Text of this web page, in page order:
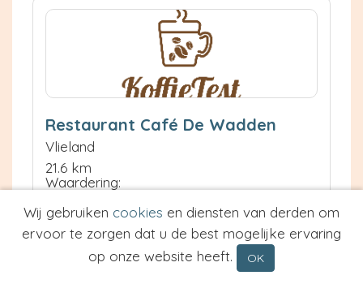
Restaurant Café De Wadden
Vlieland
21.6 km
Waardering:
Neem contact op
Meer informatie
Wij gebruiken cookies en diensten van derden om
ervoor te zorgen dat u de best mogelijke ervaring
op onze website heeft.
OK